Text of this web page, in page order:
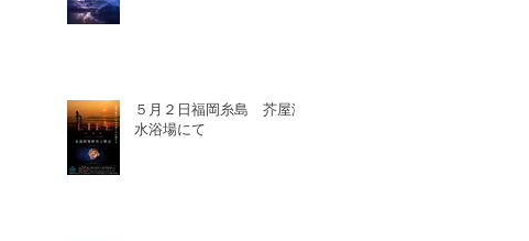
５月２日福岡糸島 芥屋海
水浴場にて